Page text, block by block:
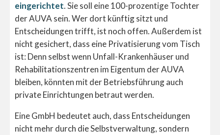
eingerichtet. Sie soll eine 100-prozentige Tochter
der AUVA sein. Wer dort künftig sitzt und
Entscheidungen trifft, ist noch offen. Außerdem ist
nicht gesichert, dass eine Privatisierung vom Tisch
ist: Denn selbst wenn Unfall-Krankenhäuser und
Rehabilitationszentren im Eigentum der AUVA
bleiben, könnten mit der Betriebsführung auch
private Einrichtungen betraut werden.
Eine GmbH bedeutet auch, dass Entscheidungen
nicht mehr durch die Selbstverwaltung, sondern